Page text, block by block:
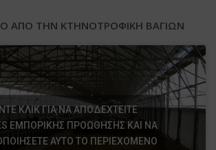
ΑΠΟ ΤΗΝ ΚΤΗΝΟΤΡΟΦΙΚΗ ΒΑΓΙΩΝ
ΚΛΙΚ ΓΙΑ ΝΑ ΑΠΟΔΕΧΤΕΊΤΕ
ΕΜΠΟΡΙΚΉΣ ΠΡΟΏΘΗΣΗΣ ΚΑΙ ΝΑ
ΑΥΤΌ ΤΟ ΠΕΡΙΕΧΌΜΕΝΟ